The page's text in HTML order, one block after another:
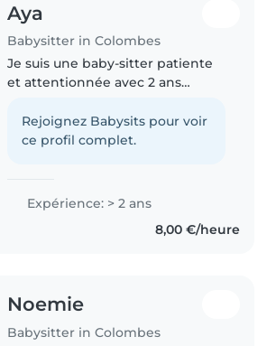
Aya
Babysitter in Colombes
Je suis une baby-sitter patiente
et attentionnée avec 2 ans
petits et des enfants d'âge
scolaire. Douée pour le dessin, la
Rejoignez Babysits pour voir
ce profil complet.
Expérience: > 2 ans
8,00 €/heure
Noemie
Babysitter in Colombes